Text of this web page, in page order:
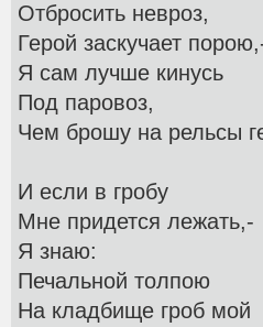
Отбросить невроз,
Герой заскучает
Я сам лучше кинусь
Под паровоз,
Чем брошу на рельсы
И если в гробу
Мне придется лежать,-
Я знаю:
Печальной толпою
На кладбище гроб мой